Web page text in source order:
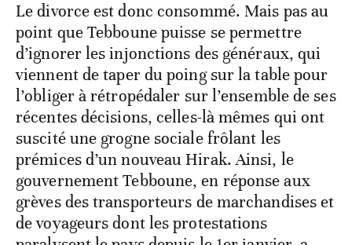
Le divorce est donc consommé. Mais pas au
point que Tebboune puisse se permettre
d’ignorer les injonctions des généraux, qui
viennent de taper du poing sur la table pour
l’obliger à rétropédaler sur l’ensemble de ses
récentes décisions, celles-là mêmes qui ont
suscité une grogne sociale frôlant les
prémices d’un nouveau Hirak. Ainsi, le
gouvernement Tebboune, en réponse aux
grèves des transporteurs de marchandises et
de voyageurs dont les protestations